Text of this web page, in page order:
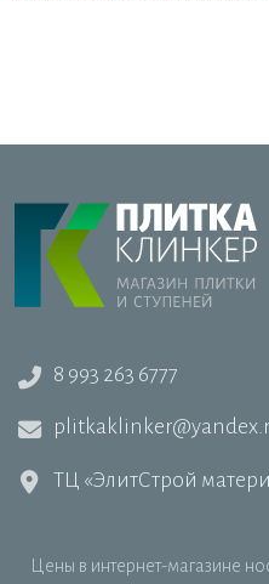
8 993 263 6777
ТЦ «ЭлитСтрой
Цены в интернет-магазине